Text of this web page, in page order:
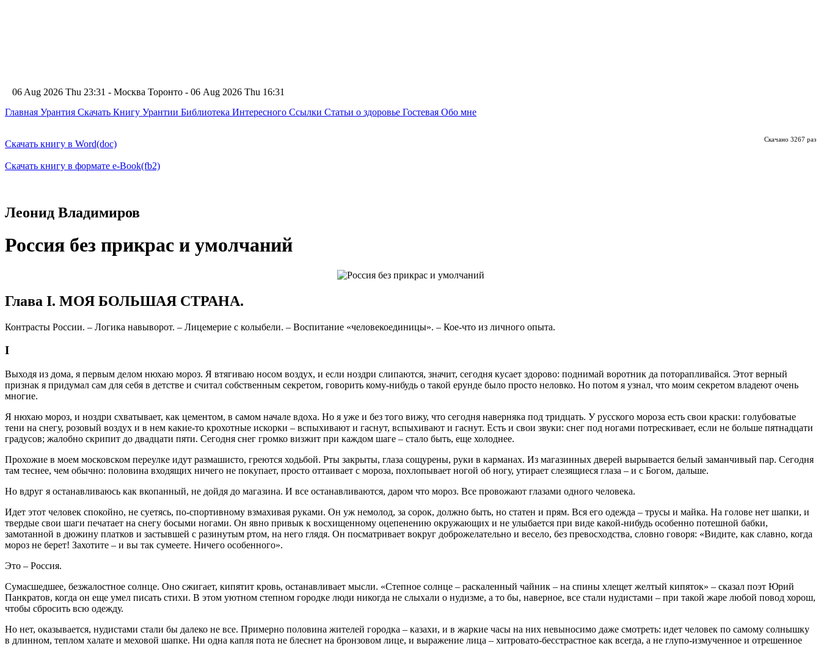
06 Aug 2026 Thu 23:31 - Москва Торонто - 06 Aug 2026 Thu 16:31
Главная Урантия Скачать Книгу Урантии Библиотека Интересного Ссылки Статьи о здоровье Гостевая Обо мне
Скачать книгу в Word(doc) Скачано 3267 раз
Скачать книгу в формате e-Book(fb2)
Леонид Владимиров
Россия без прикрас и умолчаний
Глава I. МОЯ БОЛЬШАЯ СТРАНА.
Контрасты России. – Логика навыворот. – Лицемерие с колыбели. – Воспитание «человекоединицы». – Кое-что из личного опыта.
I
Выходя из дома, я первым делом нюхаю мороз. Я втягиваю носом воздух, и если ноздри слипаются, значит, сегодня кусает здорово: поднимай воротник да поторапливайся. Этот верный
признак я придумал сам для себя в детстве и считал собственным секретом, говорить кому-нибудь о такой ерунде было просто неловко. Но потом я узнал, что моим секретом владеют очень
многие.
Я нюхаю мороз, и ноздри схватывает, как цементом, в самом начале вдоха. Но я уже и без того вижу, что сегодня наверняка под тридцать. У русского мороза есть свои краски: голубоватые
тени на снегу, розовый воздух и в нем какие-то крохотные искорки – вспыхивают и гаснут, вспыхивают и гаснут. Есть и свои звуки: снег под ногами потрескивает, если не больше пятнадцати
градусов; жалобно скрипит до двадцати пяти. Сегодня снег громко визжит при каждом шаге – стало быть, еще холоднее.
Прохожие в моем московском переулке идут размашисто, греются ходьбой. Рты закрыты, глаза сощурены, руки в карманах. Из магазинных дверей вырывается белый заманчивый пар. Сегодня
там теснее, чем обычно: половина входящих ничего не покупает, просто оттаивает с мороза, похлопывает ногой об ногу, утирает слезящиеся глаза – и с Богом, дальше.
Но вдруг я останавливаюсь как вкопанный, не дойдя до магазина. И все останавливаются, даром что мороз. Все провожают глазами одного человека.
Идет этот человек спокойно, не суетясь, по-спортивному взмахивая руками. Он уж немолод, за сорок, должно быть, но статен и прям. Вся его одежда – трусы и майка. На голове нет шапки, и
твердые свои шаги печатает на снегу босыми ногами. Он явно привык к восхищенному оцепенению окружающих и не улыбается при виде какой-нибудь особенно потешной бабки,
замотанной в дюжину платков и застывшей с разинутым ртом, на него глядя. Он посматривает вокруг доброжелательно и весело, без превосходства, словно говоря: «Видите, как славно, когда
мороз не берет! Захотите – и вы так сумеете. Ничего особенного».
Это – Россия.
Сумасшедшее, безжалостное солнце. Оно сжигает, кипятит кровь, останавливает мысли. «Степное солнце – раскаленный чайник – на спины хлещет желтый кипяток» – сказал поэт Юрий
Панкратов, когда он еще умел писать стихи. В этом уютном степном городке люди никогда не слыхали о нудизме, а то бы, наверное, все стали нудистами – при такой жаре любой повод хорош,
чтобы сбросить всю одежду.
Но нет, оказывается, нудистами стали бы далеко не все. Примерно половина жителей городка – казахи, и в жаркие часы на них невыносимо даже смотреть: идет человек по самому солнышку
в длинном, теплом халате и меховой шапке. Ни одна капля пота не блеснет на бронзовом лице, и выражение лица – хитровато-бесстрастное как всегда, а не глупо-измученное и отрешенное